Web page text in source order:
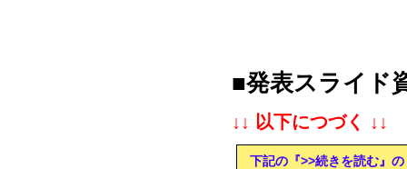
■発表スライド
↓↓ 以下につづく ↓↓
下記の『>>続きを読む』の